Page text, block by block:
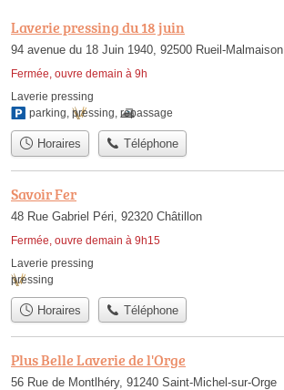
Laverie pressing du 18 juin
94 avenue du 18 Juin 1940, 92500 Rueil-Malmaison
Fermée, ouvre demain à 9h
Laverie pressing
parking, pressing, repassage
Horaires Téléphone
Savoir Fer
48 Rue Gabriel Péri, 92320 Châtillon
Fermée, ouvre demain à 9h15
Laverie pressing
pressing
Horaires Téléphone
Plus Belle Laverie de l'Orge
56 Rue de Montlhéry, 91240 Saint-Michel-sur-Orge